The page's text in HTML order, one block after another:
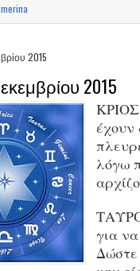
2015
2015
έχουν
λόγω
για
Δώστε